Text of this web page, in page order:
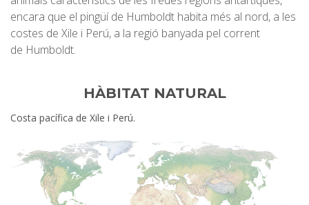
encara que el pingüí de Humboldt habita més al nord, a les
costes de Xile i Perú, a la regió banyada pel corrent
de Humboldt.
HÀBITAT NATURAL
Costa pacífica de Xile i Perú.